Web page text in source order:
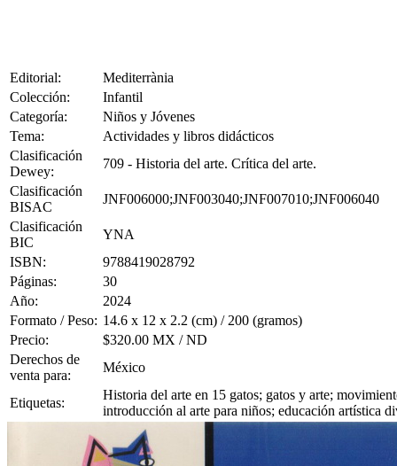
Editorial:
Mediterrània
Colección:
Infantil
Categoría:
Niños y Jóvenes
Tema:
Actividades y libros didácticos
Clasificación
Dewey:
709 - Historia del arte. Crítica del arte.
Clasificación
BISAC
JNF006000;JNF003040;JNF007010;JNF006040
Clasificación
BIC
YNA
ISBN:
9788419028792
Páginas:
30
Año:
2024
Formato / Peso: 14.6 x 12 x 2.2 (cm) / 200 (gramos)
Precio:
$320.00 MX / ND
Derechos de
venta para:
México
Etiquetas:
Historia del arte en 15 gatos; gatos y arte;
introducción al arte para niños; educación artística